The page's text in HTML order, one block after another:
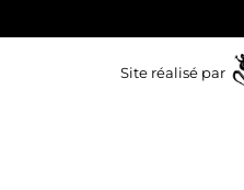
Site réalisé par